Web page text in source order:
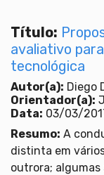
Título:
avaliativo
tecnológica
Autor(a): Diego
Orientador(a):
Data: 03/03/
Resumo: A
distinta em
outrora; algumas